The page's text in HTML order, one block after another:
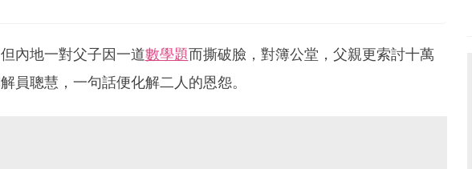
內地一對父子因一道數學題而撕破臉，對簿公堂，父親更索討十萬
員聰慧，一句話便化解二人的恩怨。